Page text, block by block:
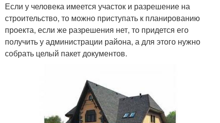
Если у человека имеется участок и разрешение на
строительство, то можно приступать к планированию
проекта, если же разрешения нет, то придется его
получить у администрации района, а для этого нужно
собрать целый пакет документов.